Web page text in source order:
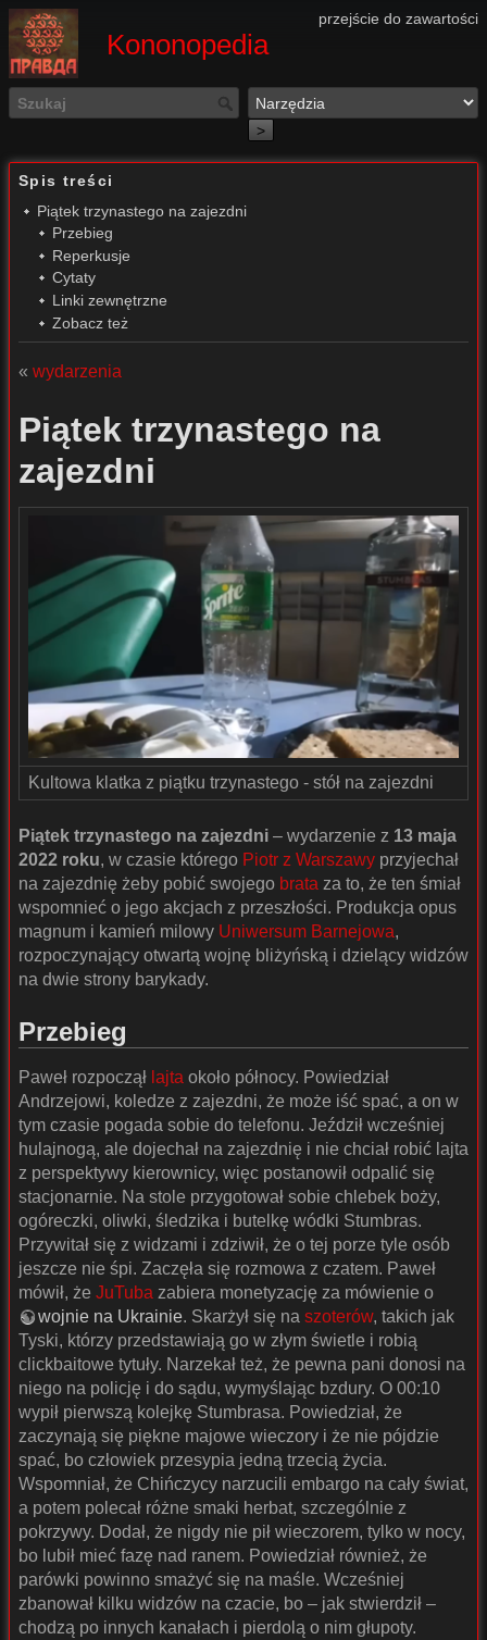
przejście do zawartości
Kononopedia
>
Spis treści
Piątek trzynastego na zajezdni
Przebieg
Reperkusje
Cytaty
Linki zewnętrzne
Zobacz też
« wydarzenia
Piątek trzynastego na
zajezdni
Kultowa klatka z piątku trzynastego - stół na zajezdni
Piątek trzynastego na zajezdni – wydarzenie z 13 maja
2022 roku, w czasie którego Piotr z Warszawy przyjechał
na zajezdnię żeby pobić swojego brata za to, że ten śmiał
wspomnieć o jego akcjach z przeszłości. Produkcja opus
magnum i kamień milowy Uniwersum Barnejowa,
rozpoczynający otwartą wojnę bliżyńską i dzielący widzów
na dwie strony barykady.
Przebieg
Paweł rozpoczął lajta około północy. Powiedział
Andrzejowi, koledze z zajezdni, że może iść spać, a on w
tym czasie pogada sobie do telefonu. Jeździł wcześniej
hulajnogą, ale dojechał na zajezdnię i nie chciał robić lajta
z perspektywy kierownicy, więc postanowił odpalić się
stacjonarnie. Na stole przygotował sobie chlebek boży,
ogóreczki, oliwki, śledzika i butelkę wódki Stumbras.
Przywitał się z widzami i zdziwił, że o tej porze tyle osób
jeszcze nie śpi. Zaczęła się rozmowa z czatem. Paweł
mówił, że JuTuba zabiera monetyzację za mówienie o
wojnie na Ukrainie. Skarżył się na szoterów, takich jak
Tyski, którzy przedstawiają go w złym świetle i robią
clickbaitowe tytuły. Narzekał też, że pewna pani donosi na
niego na policję i do sądu, wymyślając bzdury. O 00:10
wypił pierwszą kolejkę Stumbrasa. Powiedział, że
zaczynają się piękne majowe wieczory i że nie pójdzie
spać, bo człowiek przesypia jedną trzecią życia.
Wspomniał, że Chińczycy narzucili embargo na cały świat,
a potem polecał różne smaki herbat, szczególnie z
pokrzywy. Dodał, że nigdy nie pił wieczorem, tylko w nocy,
bo lubił mieć fazę nad ranem. Powiedział również, że
parówki powinno smażyć się na maśle. Wcześniej
zbanował kilku widzów na czacie, bo – jak stwierdził –
chodzą po innych kanałach i pierdolą o nim głupoty.